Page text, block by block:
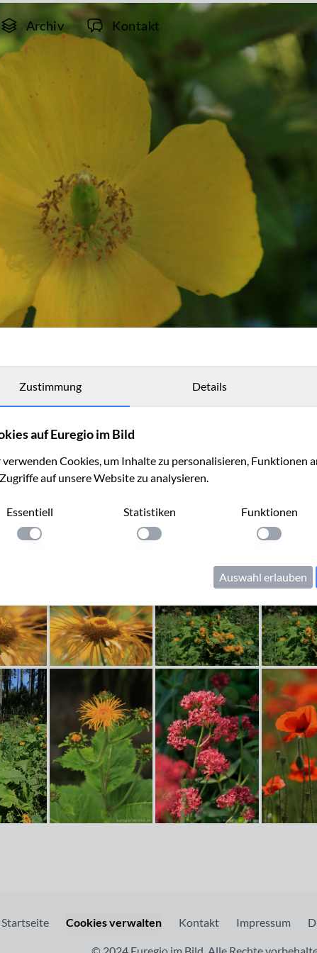
Archiv Kontakt
Startseite Cookies verwalten Kontakt Impressum
Zustimmung Details
auf Euregio im Bild
Cookies, um Inhalte zu personalisieren, Funktionen
auf unsere Website zu analysieren.
Essentiell
Einstellung anwenden
Statistiken
Einstellung anwenden
Funktionen
Einstellung
Auswahl erlauben